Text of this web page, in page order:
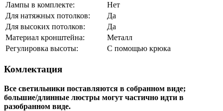
Лампы в комплекте:
Нет
Для натяжных потолков:
Да
Для высоких потолков:
Да
Материал кронштейна:
Металл
Регулировка высоты:
С помощью крюка
Комлектация
Все светильники поставляются в собранном виде;
большие/длинные люстры могут частично идти в
разобранном виде.